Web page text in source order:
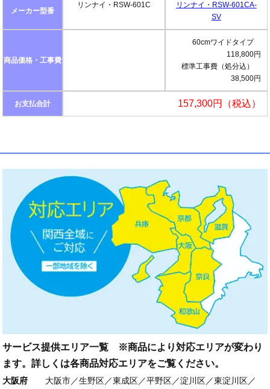
メーカー型番
リンナイ・RSW-601C
リンナイ・RSW-601CA-
SV
商品価格・工事費
60cmワイドタイプ
118,800円
標準工事費（処分込）
38,500円
お支払合計 157,300円（税込）
サービス提供エリア一覧 ※商品により対応エリアが変わり
ます。詳しくは各商品対応エリアをご覧ください。
大阪府
大阪市／生野区／東成区／平野区／淀川区／東淀川区／